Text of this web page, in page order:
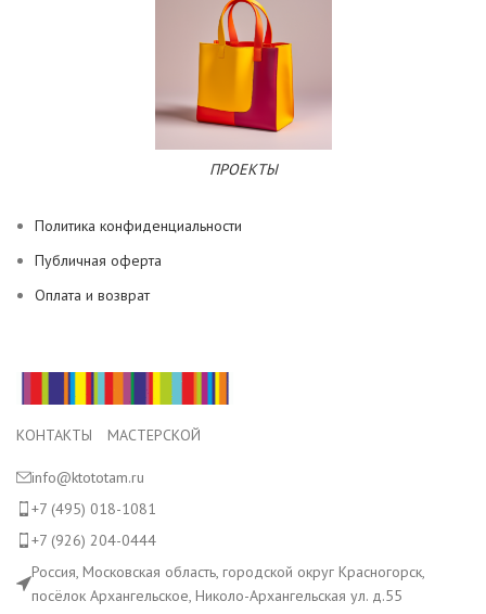
ПРОЕКТЫ
Политика конфиденциальности
Публичная оферта
Оплата и возврат
КОНТАКТЫ МАСТЕРСКОЙ
info@ktototam.ru
+7 (495) 018-1081
+7 (926) 204-0444
Россия, Московская область, городской округ Красногорск,
посёлок Архангельское, Николо-Архангельская ул. д.55